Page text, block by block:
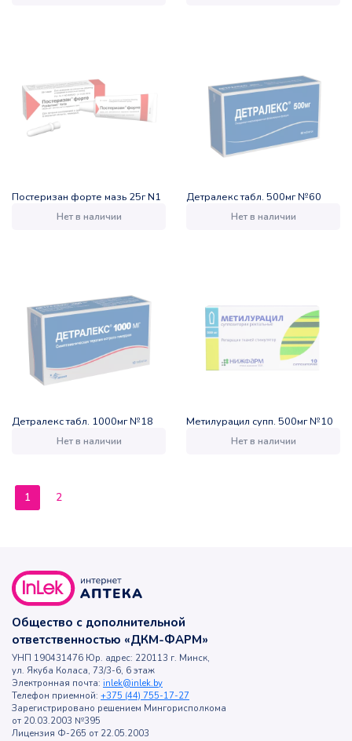
Постеризан форте мазь 25г N1
Нет в наличии
Детралекс табл. 500мг №60
Нет в наличии
Детралекс табл. 1000мг №18
Нет в наличии
Метилурацил супп. 500мг №10
Нет в наличии
1 2
Общество с дополнительной
ответственностью «ДКМ-ФАРМ»
УНП 190431476 Юр. адрес: 220113 г. Минск,
ул. Якуба Коласа, 73/3-6, 6 этаж
Электронная почта: inlek@inlek.by
Телефон приемной: +375 (44) 755-17-27
Зарегистрировано решением Мингорисполкома
от 20.03.2003 №395
Лицензия Ф-265 от 22.05.2003